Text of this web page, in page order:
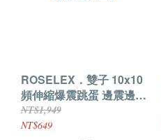
ROSELEX．雙子 10x10
頻伸縮爆震跳蛋 邊震邊頂
APP智控二合一雙跳蛋
【白色】
NT$1,949
NT$649